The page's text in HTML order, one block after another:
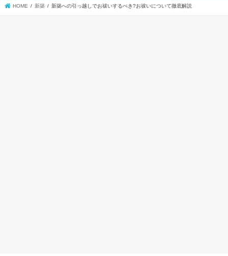
HOME 新築 新築への引っ越しでお祓いするべき?お祓いについて徹底解説